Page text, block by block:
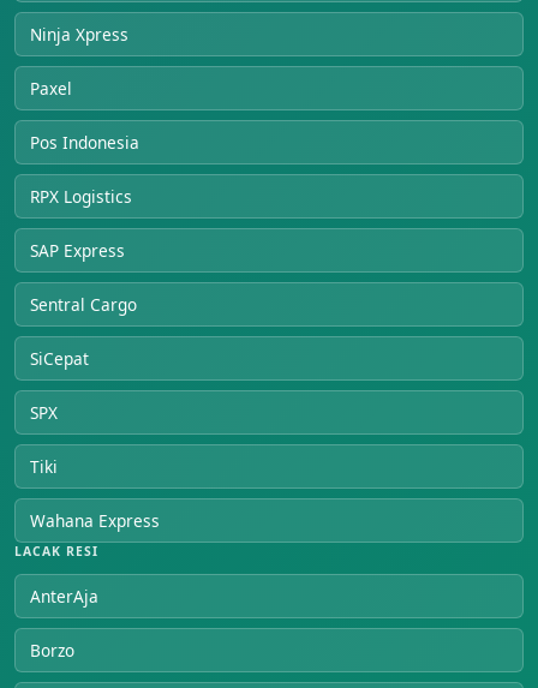
Ninja Xpress
Paxel
Pos Indonesia
RPX Logistics
SAP Express
Sentral Cargo
SiCepat
SPX
Tiki
Wahana Express
LACAK RESI
AnterAja
Borzo